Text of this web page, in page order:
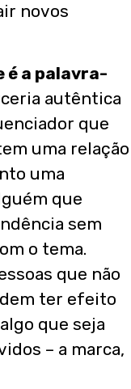
novos
é a palavra-
autêntica
que
uma relação
uma
que
sem
o tema.
que não
ter efeito
que seja
– a marca,